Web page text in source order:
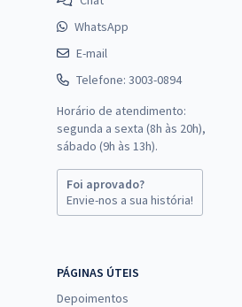
WhatsApp
E-mail
Telefone: 3003-0894
Horário de atendimento:
segunda a sexta (8h às 20h),
sábado (9h às 13h).
Foi aprovado?
Envie-nos a sua história!
PÁGINAS ÚTEIS
Depoimentos